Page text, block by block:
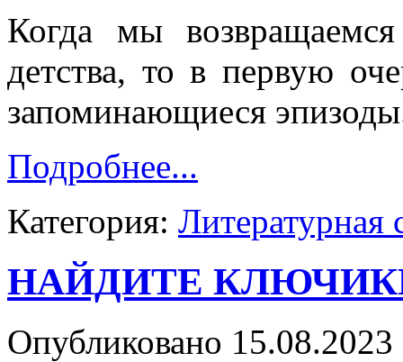
Когда мы
детства, то в первую
запоминающиеся
Подробнее...
Категория: Литературная
НАЙДИТЕ
Опубликовано